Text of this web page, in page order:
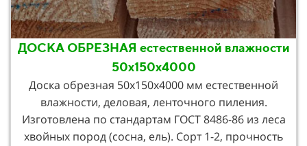
ДОСКА ОБРЕЗНАЯ естественной влажности
50х150х4000
Доска обрезная 50х150х4000 мм естественной
влажности, деловая, ленточного пиления.
Изготовлена по стандартам ГОСТ 8486-86 из леса
хвойных пород (сосна, ель). Сорт 1-2, прочность